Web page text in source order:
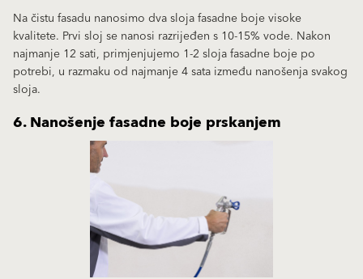
Na čistu fasadu nanosimo dva sloja fasadne boje visoke
kvalitete. Prvi sloj se nanosi razrijeđen s 10-15% vode. Nakon
najmanje 12 sati, primjenjujemo 1-2 sloja fasadne boje po
potrebi, u razmaku od najmanje 4 sata između nanošenja svakog
sloja.
6. Nanošenje fasadne boje prskanjem